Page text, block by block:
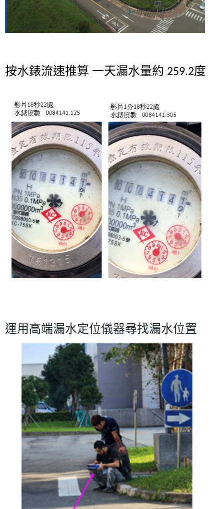
按水錶流速推算 一天漏水量約 259.2度
運用高端漏水定位儀器尋找漏水位置